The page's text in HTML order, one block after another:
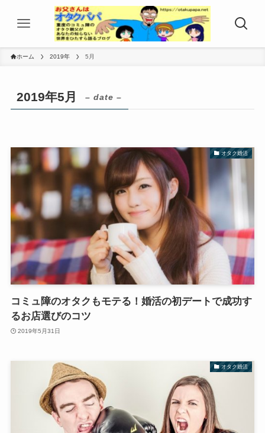
ホーム 2019年 5月
2019年5月 – date –
オタク婚活
コミュ障のオタクもモテる！婚活の初デートで成功す
るお店選びのコツ
2019年5月31日
オタク婚活